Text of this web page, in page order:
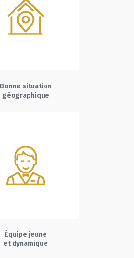
Bonne situation
géographique
Équipe jeune
et dynamique